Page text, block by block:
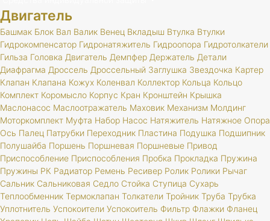
Двигатель
Башмак Блок Вал Валик Венец Вкладыш Втулка Втулки
Гидрокомпенсатор Гидронатяжитель Гидроопора Гидротолкатели
Гильза Головка Двигатель Демпфер Держатель Детали
Диафрагма Дроссель Дроссельный Заглушка Звездочка Картер
Клапан Клапана Кожух Коленвал Коллектор Кольца Кольцо
Комплект Коромысло Корпус Кран Кронштейн Крышка
Маслонасос Маслоотражатель Маховик Механизм Молдинг
Моторкомплект Муфта Набор Насос Натяжитель Натяжное Опора
Ось Палец Патрубки Переходник Пластина Подушка Подшипник
Полушайба Поршень Поршневая Поршневые Привод
Приспособление Приспособления Пробка Прокладка Пружина
Пружины РК Радиатор Ремень Ресивер Ролик Ролики Рычаг
Сальник Сальниковая Седло Стойка Ступица Сухарь
Теплообменник Термоклапан Толкатели Тройник Труба Трубка
Уплотнитель Успокоители Успокоитель Фильтр Флажки Фланец